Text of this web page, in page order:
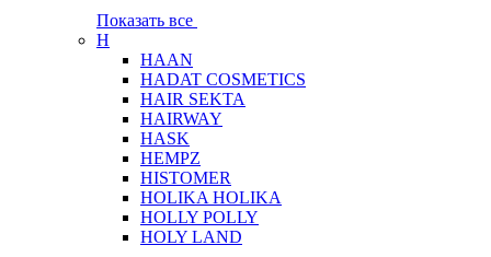
Показать все
H
HAAN
HADAT COSMETICS
HAIR SEKTA
HAIRWAY
HASK
HEMPZ
HISTOMER
HOLIKA HOLIKA
HOLLY POLLY
HOLY LAND